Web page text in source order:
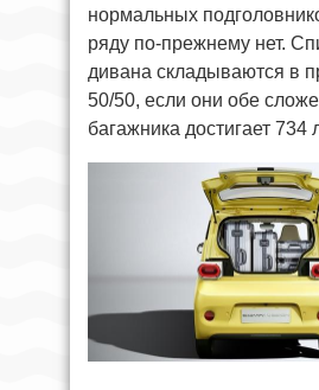
нормальных
ряду по-прежнему нет.
дивана складываются в
50/50, если они обе
багажника достигает 734